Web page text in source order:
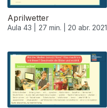
Aprilwetter
Aula 43 | 27 min. | 20 abr. 2021